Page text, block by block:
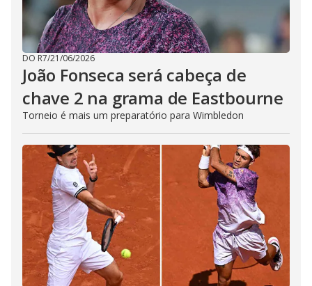
DO R7/21/06/2026
João Fonseca será cabeça de
chave 2 na grama de Eastbourne
Torneio é mais um preparatório para Wimbledon